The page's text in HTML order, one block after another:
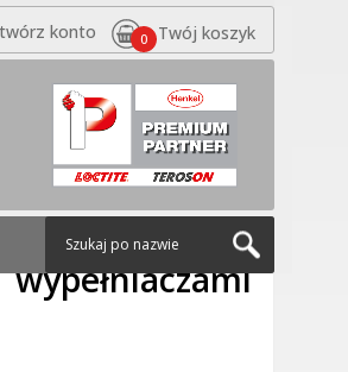
konto Twój koszyk
0
/Produkty do regeneracji na